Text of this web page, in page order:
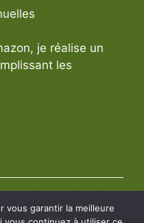
je réalise un
les
vous garantir la meilleure